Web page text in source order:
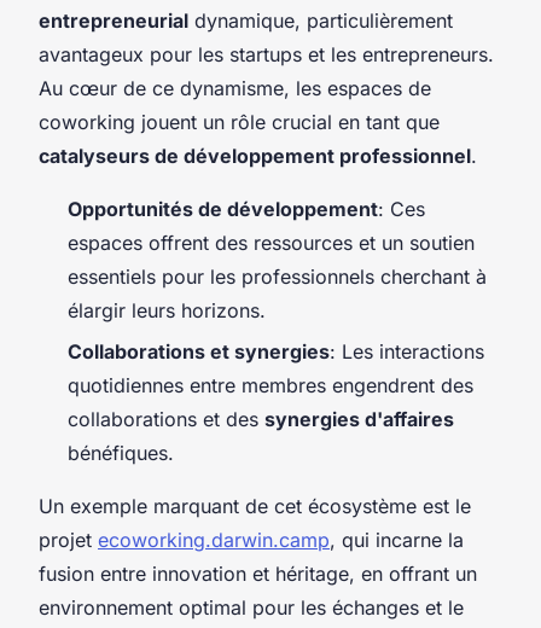
entrepreneurial dynamique, particulièrement
avantageux pour les startups et les entrepreneurs.
Au cœur de ce dynamisme, les espaces de
coworking jouent un rôle crucial en tant que
catalyseurs de développement professionnel.
Opportunités de développement: Ces
espaces offrent des ressources et un soutien
essentiels pour les professionnels cherchant à
élargir leurs horizons.
Collaborations et synergies: Les interactions
quotidiennes entre membres engendrent des
collaborations et des synergies d'affaires
bénéfiques.
Un exemple marquant de cet écosystème est le
projet ecoworking.darwin.camp, qui incarne la
fusion entre innovation et héritage, en offrant un
environnement optimal pour les échanges et le